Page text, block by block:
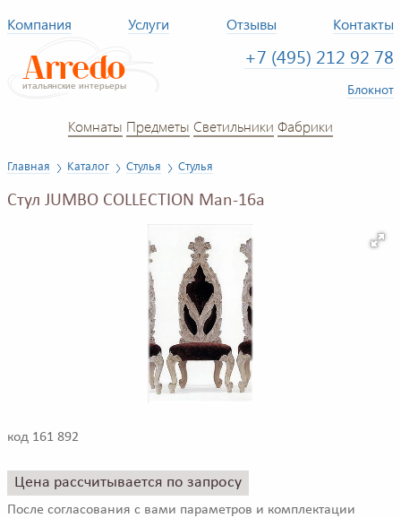
Компания Услуги Отзывы Контакты
+7 (495) 212 92 78
Блокнот
Комнаты Предметы Светильники Фабрики
Главная Каталог Стулья Стулья
Стул JUMBO COLLECTION Man-16a
код 161 892
Цена рассчитывается по запросу
После согласования с вами параметров и комплектации